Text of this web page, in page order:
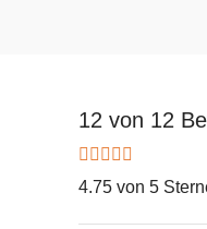
12 von 12
4.75 von 5